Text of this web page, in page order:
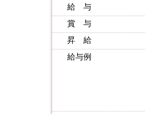
給 与
賞 与
昇 給
給与例